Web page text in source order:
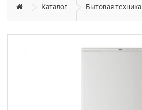
Каталог Бытовая техника